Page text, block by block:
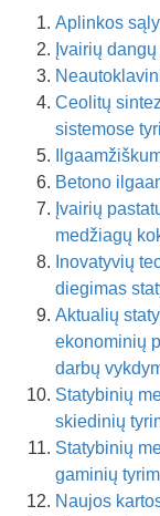
Aplinkos
Įvairių
Ceolitų
sistemose
Betono
Įvairių
medžiagų
Inovatyvių
diegimas
Aktualių
ekonominių
darbų
Statybinių
skiedinių
Statybinių
gaminių
Naujos